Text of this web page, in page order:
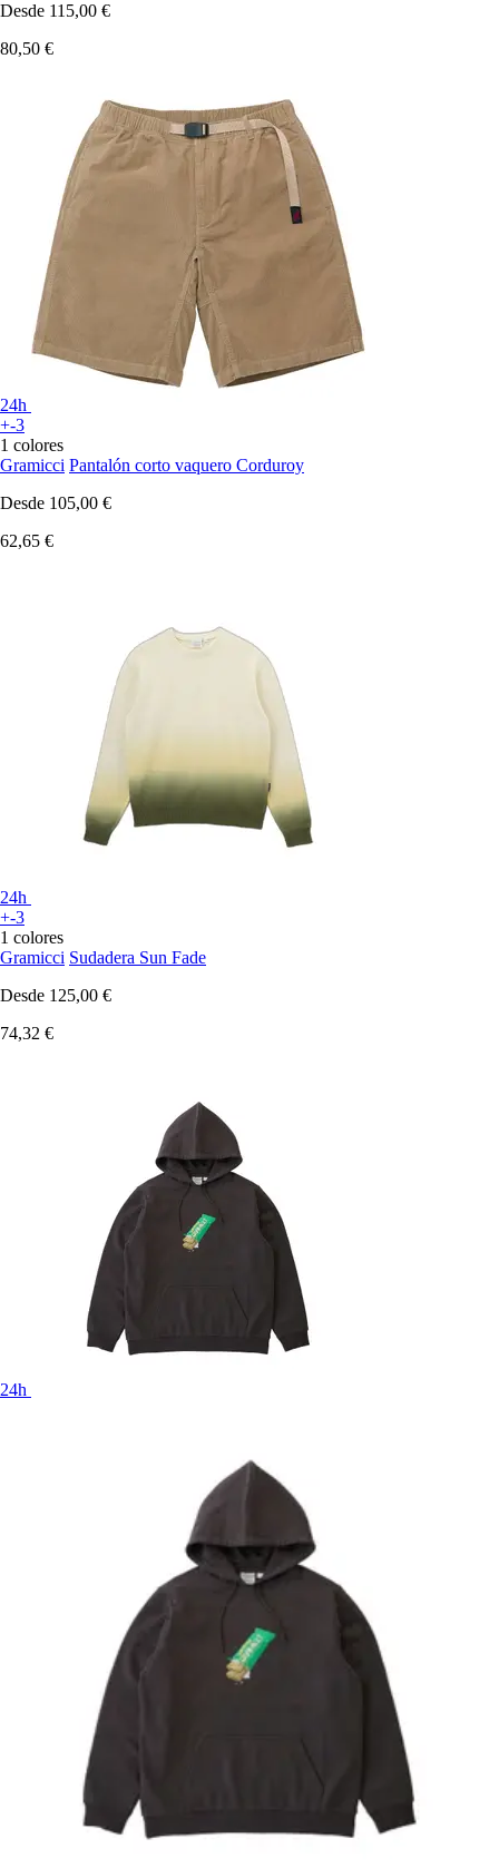
Desde 115,00 €
80,50 €
24h
+-3
1 colores
Gramicci Pantalón corto vaquero Corduroy
Desde 105,00 €
62,65 €
24h
+-3
1 colores
Gramicci Sudadera Sun Fade
Desde 125,00 €
74,32 €
24h